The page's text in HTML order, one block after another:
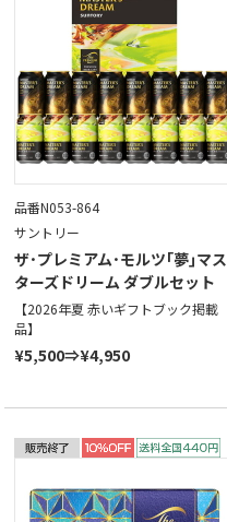
品番N053-864
サントリー
ザ･プレミアム･モルツ｢夢｣マス
ターズドリーム ダブルセット
【2026年夏 赤いギフトブック掲載
品】
¥5,500⇒¥4,950